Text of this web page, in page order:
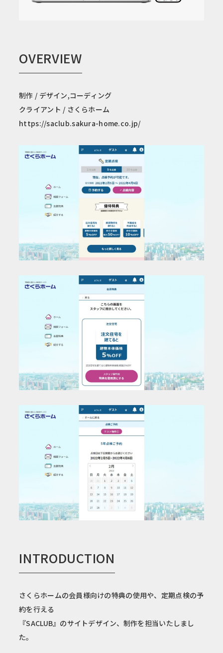
OVERVIEW
制作 / デザイン,コーディング
クライアント / さくらホーム
https://saclub.sakura-home.co.jp/
INTRODUCTION
さくらホームの会員様向けの特典の使用や、定期点検の予
約を行える
『SACLUB』のサイトデザイン、制作を担当いたしまし
た。